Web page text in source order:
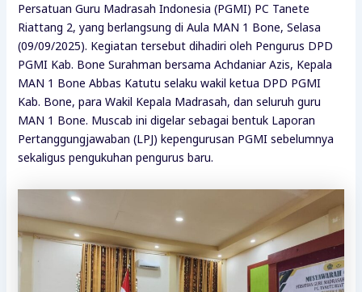
Persatuan Guru Madrasah Indonesia (PGMI) PC Tanete
Riattang 2, yang berlangsung di Aula MAN 1 Bone, Selasa
(09/09/2025). Kegiatan tersebut dihadiri oleh Pengurus DPD
PGMI Kab. Bone Surahman bersama Achdaniar Azis, Kepala
MAN 1 Bone Abbas Katutu selaku wakil ketua DPD PGMI
Kab. Bone, para Wakil Kepala Madrasah, dan seluruh guru
MAN 1 Bone. Muscab ini digelar sebagai bentuk Laporan
Pertanggungjawaban (LPJ) kepengurusan PGMI sebelumnya
sekaligus pengukuhan pengurus baru.